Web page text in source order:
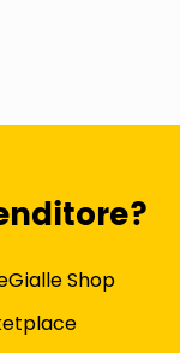
Shop